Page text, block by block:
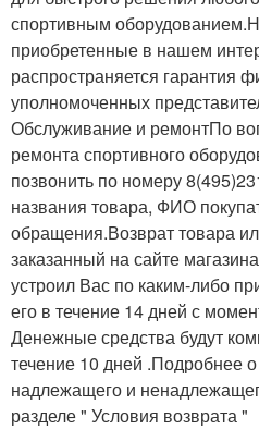
спортивным
приобретенные в нашем
распространяется гарантия
уполномоченных
Обслуживание и ремонтПо
ремонта спортивного
позвонить по номеру
названия товара, ФИО
обращения.Возврат товара
заказанный на сайте
устроил Вас по каким-либо
его в течение 14 дней с
Денежные средства будут
течение 10 дней .Подробнее
надлежащего и
разделе " Условия возврата "